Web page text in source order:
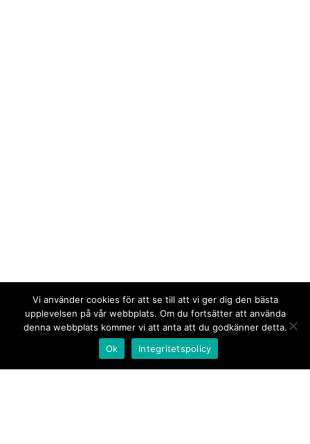
Vi använder cookies för att se till att vi ger dig den bästa
upplevelsen på vår webbplats. Om du fortsätter att använda
denna webbplats kommer vi att anta att du godkänner detta.
Ok
Integritetspolicy